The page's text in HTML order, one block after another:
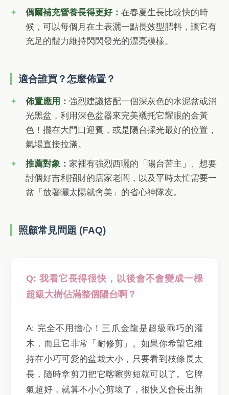
偶爾補充營養長得更好：在春夏生長比較快的時
候，可以每個月在土表灑一點長效型肥料，讓它有
充足的體力維持閃閃發光的漂亮模樣。
適合誰買？怎麼佈置？
佈置應用：強烈建議搭配一個深灰色的水泥盆或消
光黑盆，利用深色盆器來完美襯托它耀眼的金黃
色！擺在大門口迎賓，或是陽台採光最好的位置，
氣場直接拉滿。
推薦對象： 家裡有強烈西曬的「陽台苦主」、想要
討個好吉利招財的店家老闆，以及平時太忙需要一
盆「放著曬太陽就會美」的省心神隊友。
照顧常見問題 (FAQ)
Q: 我看它長得很快，以後會不會變成一棵
超級大樹佔滿整個陽台啊？
A: 完全不用擔心！三爪金龍是超級乖巧的灌
木，而且它非常「耐修剪」。如果你希望它維
持在小巧可愛的盆栽大小，只要看到枝條長太
長，隨時拿剪刀把它喀嚓剪短就可以了。它脾
氣超好，就算不小心剪壞了，很快又會長出新